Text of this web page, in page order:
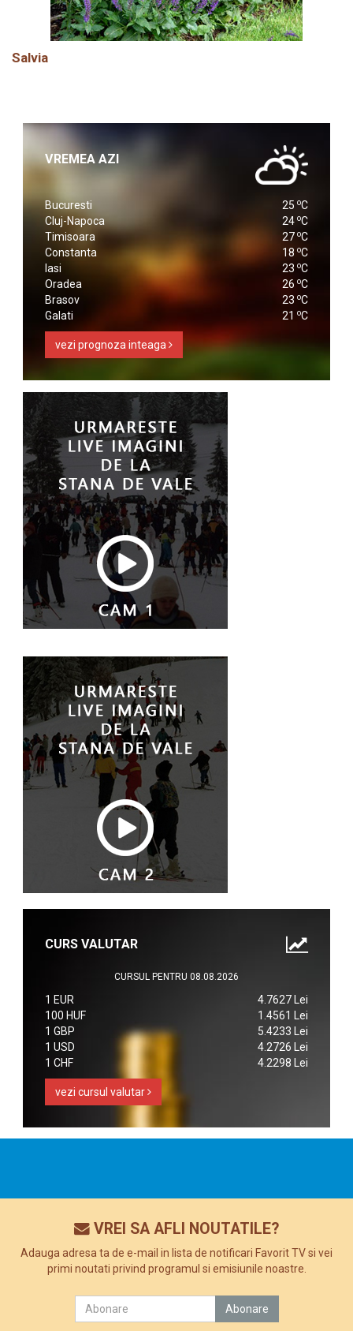
Salvia
VREMEA AZI
Bucuresti 25 oC
Cluj-Napoca
24 oC
Timisoara
27 oC
Constanta
18 oC
Iasi
23 oC
Oradea
26 oC
Brasov
23 oC
Galati
21 oC
vezi prognoza inteaga
CURS VALUTAR
CURSUL PENTRU 08.08.2026
1 EUR
4.7627 Lei
100 HUF
1.4561 Lei
1 GBP
5.4233 Lei
1 USD
4.2726 Lei
1 CHF
4.2298 Lei
vezi cursul valutar
VREI SA AFLI NOUTATILE?
Adauga adresa ta de e-mail in lista de notificari Favorit TV si vei
primi noutati privind programul si emisiunile noastre.